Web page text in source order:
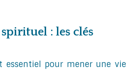
: les clés
essentiel pour mener une vie